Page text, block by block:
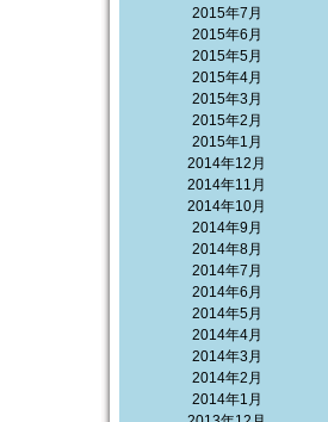
2015年7月
2015年6月
2015年5月
2015年4月
2015年3月
2015年2月
2015年1月
2014年12月
2014年11月
2014年10月
2014年9月
2014年8月
2014年7月
2014年6月
2014年5月
2014年4月
2014年3月
2014年2月
2014年1月